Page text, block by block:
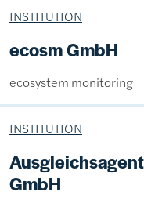
INSTITUTION
ecosm GmbH
ecosystem monitoring
INSTITUTION
GmbH